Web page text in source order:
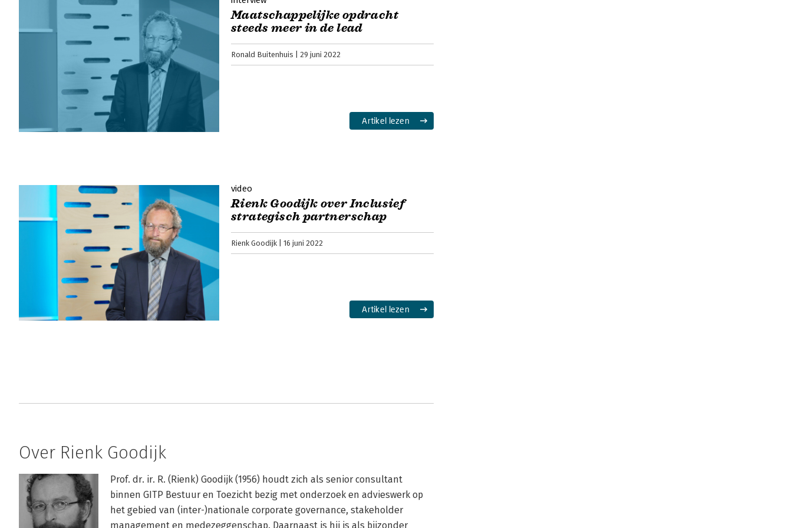
Maatschappelijke opdracht
steeds meer in de lead
Ronald Buitenhuis 29 juni 2022
Artikel lezen
video
Rienk Goodijk over Inclusief
strategisch partnerschap
Rienk Goodijk 16 juni 2022
Artikel lezen
Over Rienk Goodijk
Prof. dr. ir. R. (Rienk) Goodijk (1956) houdt zich als senior consultant
binnen GITP Bestuur en Toezicht bezig met onderzoek en advieswerk op
het gebied van (inter-)nationale corporate governance, stakeholder
management en medezeggenschap. Daarnaast is hij is als bijzonder